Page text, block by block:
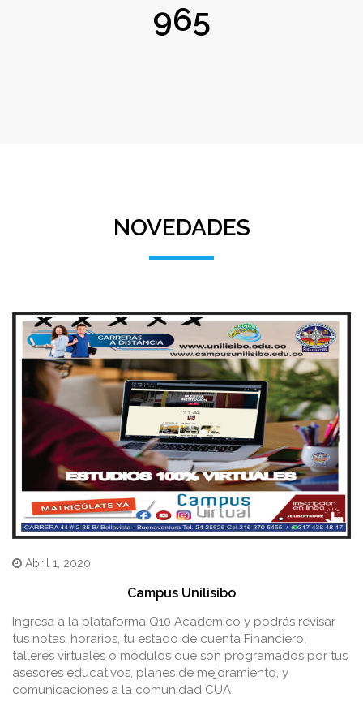
965
NOVEDADES
Abril 1, 2020
Campus Unilisibo
Ingresa a la plataforma Q10 Academico y podrás revisar
tus notas, horarios, tu estado de cuenta Financiero,
talleres virtuales o módulos que son programados por tus
asesores educativos, planes de mejoramiento, y
comunicaciones a la comunidad CUA